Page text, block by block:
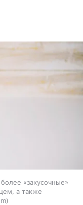
«закусочные»
а также